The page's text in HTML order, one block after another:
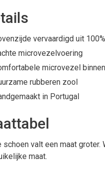
vervaardigd uit
microvezelvoering
microvezel
rubberen zool
in Portugal
schoen valt een maat
maat.